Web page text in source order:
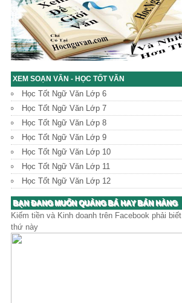
XEM SOẠN VĂN - HỌC TỐT VĂN
Học Tốt Ngữ Văn Lớp 6
Học Tốt Ngữ Văn Lớp 7
Học Tốt Ngữ Văn Lớp 8
Học Tốt Ngữ Văn Lớp 9
Học Tốt Ngữ Văn Lớp 10
Học Tốt Ngữ Văn Lớp 11
Học Tốt Ngữ Văn Lớp 12
BẠN ĐANG MUỐN QUẢNG BÁ HAY BÁN HÀNG
Kiếm tiền và Kinh doanh trên Facebook phải biết
thứ này